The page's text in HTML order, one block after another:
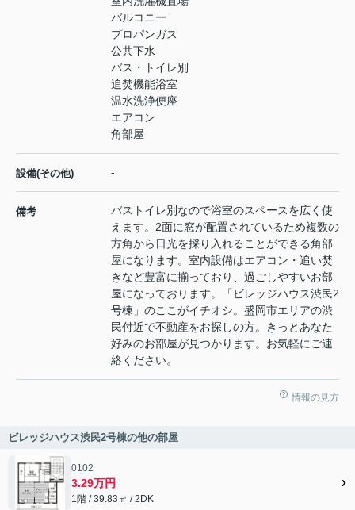
バルコニー
プロパンガス
公共下水
バス・トイレ別
追焚機能浴室
温水洗浄便座
エアコン
角部屋
設備(その他) -
備考
バストイレ別なので浴室のスペースを広く使
えます。2面に窓が配置されているため複数の
方角から日光を採り入れることができる角部
屋になります。室内設備はエアコン・追い焚
きなど豊富に揃っており、過ごしやすいお部
屋になっております。「ビレッジハウス渋民2
号棟」のここがイチオシ。盛岡市エリアの渋
民付近で不動産をお探しの方。きっとあなた
好みのお部屋が見つかります。お気軽にご連
絡ください。
情報の見方
ビレッジハウス渋民2号棟の他の部屋
0102
3.29万円
1階 / 39.83㎡ / 2DK